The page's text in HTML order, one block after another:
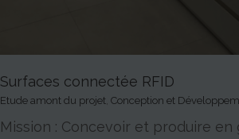
Surfaces connectée RFID
Etude amont du projet, Conception et
Mission : Concevoir et produire en